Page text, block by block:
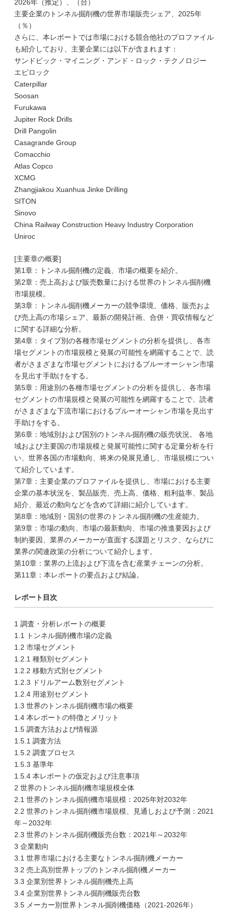
2026年（推定）、（台）
主要企業のトンネル掘削機の世界市場販売シェア、2025年
（％）
さらに、本レポートでは市場における競合他社のプロファイル
も紹介しており、主要企業には以下が含まれます：
サンドビック・マイニング・アンド・ロック・テクノロジー
エピロック
Caterpillar
Soosan
Furukawa
Jupiter Rock Drills
Drill Pangolin
Casagrande Group
Comacchio
Atlas Copco
XCMG
Zhangjiakou Xuanhua Jinke Drilling
SITON
Sinovo
China Railway Construction Heavy Industry Corporation
Uniroc
[主要章の概要]
第1章：トンネル掘削機の定義、市場の概要を紹介。
第2章：売上高および販売数量における世界のトンネル掘削機
市場規模。
第3章：トンネル掘削機メーカーの競争環境、価格、販売およ
び売上高の市場シェア、最新の開発計画、合併・買収情報など
に関する詳細な分析。
第4章：タイプ別の各種市場セグメントの分析を提供し、各市
場セグメントの市場規模と発展の可能性を網羅することで、読
者がさまざまな市場セグメントにおけるブルーオーシャン市場
を見出す手助けをする。
第5章：用途別の各種市場セグメントの分析を提供し、各市場
セグメントの市場規模と発展の可能性を網羅することで、読者
がさまざまな下流市場におけるブルーオーシャン市場を見出す
手助けをする。
第6章：地域別および国別のトンネル掘削機の販売状況。 各地
域および主要国の市場規模と発展可能性に関する定量分析を行
い、世界各国の市場動向、将来の発展見通し、市場規模につい
て紹介しています。
第7章：主要企業のプロファイルを提供し、市場における主要
企業の基本状況を、製品販売、売上高、価格、粗利益率、製品
紹介、最近の動向などを含めて詳細に紹介しています。
第8章：地域別・国別の世界のトンネル掘削機の生産能力。
第9章：市場の動向、市場の最新動向、市場の推進要因および
制約要因、業界のメーカーが直面する課題とリスク、ならびに
業界の関連政策の分析について紹介します。
第10章：業界の上流および下流を含む産業チェーンの分析。
第11章：本レポートの要点および結論。
レポート目次
1 調査・分析レポートの概要
1.1 トンネル掘削機市場の定義
1.2 市場セグメント
1.2.1 種類別セグメント
1.2.2 移動方式別セグメント
1.2.3 ドリルアーム数別セグメント
1.2.4 用途別セグメント
1.3 世界のトンネル掘削機市場の概要
1.4 本レポートの特徴とメリット
1.5 調査方法および情報源
1.5.1 調査方法
1.5.2 調査プロセス
1.5.3 基準年
1.5.4 本レポートの仮定および注意事項
2 世界のトンネル掘削機市場規模全体
2.1 世界のトンネル掘削機市場規模：2025年対2032年
2.2 世界のトンネル掘削機市場規模、見通しおよび予測：2021
年～2032年
2.3 世界のトンネル掘削機販売台数：2021年～2032年
3 企業動向
3.1 世界市場における主要なトンネル掘削機メーカー
3.2 売上高別世界トップのトンネル掘削機メーカー
3.3 企業別世界トンネル掘削機売上高
3.4 企業別世界トンネル掘削機販売台数
3.5 メーカー別世界トンネル掘削機価格（2021-2026年）